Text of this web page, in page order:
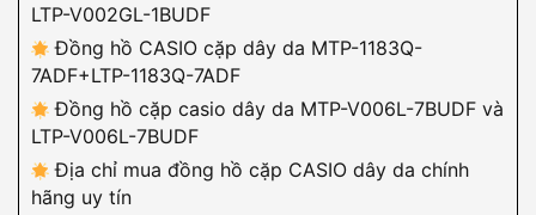
LTP-V002GL-1BUDF
Đồng hồ CASIO cặp dây da MTP-1183Q-
7ADF+LTP-1183Q-7ADF
Đồng hồ cặp casio dây da MTP-V006L-7BUDF và
LTP-V006L-7BUDF
Địa chỉ mua đồng hồ cặp CASIO dây da chính
hãng uy tín